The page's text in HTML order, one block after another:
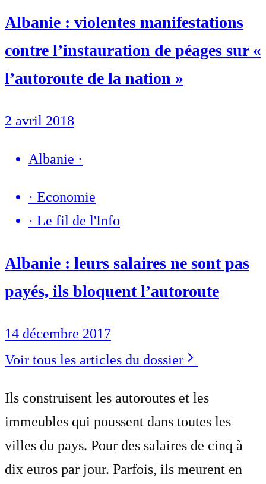
Albanie : violentes manifestations
contre l’instauration de péages sur «
l’autoroute de la nation »
2 avril 2018
Albanie ·
· Economie
· Le fil de l'Info
Albanie : leurs salaires ne sont pas
payés, ils bloquent l’autoroute
14 décembre 2017
Voir tous les articles du dossier
Ils construisent les autoroutes et les
immeubles qui poussent dans toutes les
villes du pays. Pour des salaires de cinq à
dix euros par jour. Parfois, ils meurent en